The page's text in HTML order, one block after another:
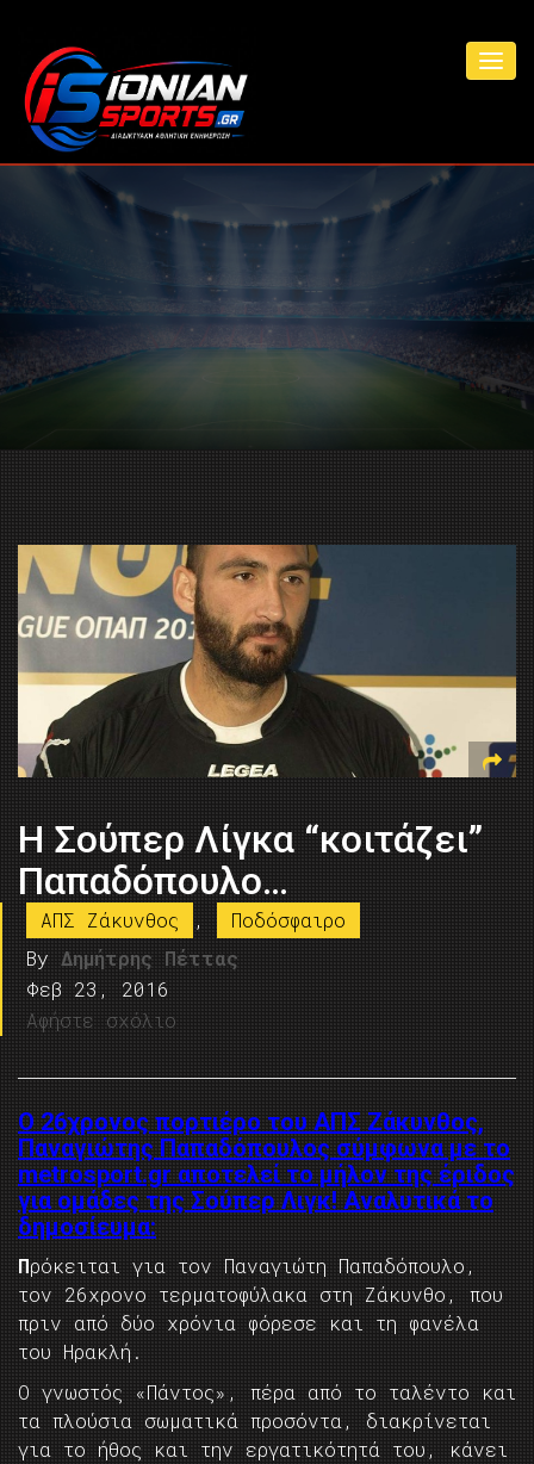
Η Σούπερ Λίγκα “κοιτάζει”
Παπαδόπουλο…
ΑΠΣ Ζάκυνθος ,
Ποδόσφαιρο
By Δημήτρης Πέττας
Φεβ 23, 2016
Αφήστε σχόλιο
Ο 26χρονος πορτιέρο του ΑΠΣ Ζάκυνθος,
Παναγιώτης Παπαδόπουλος σύμφωνα με το
metrosport.gr αποτελεί το μήλον της έριδος
για ομάδες της Σούπερ Λιγκ! Αναλυτικά το
δημοσίευμα:
Πρόκειται για τον Παναγιώτη Παπαδόπουλο,
τον 26χρονο τερματοφύλακα στη Ζάκυνθο, που
πριν από δύο χρόνια φόρεσε και τη φανέλα
του Ηρακλή.
Ο γνωστός «Πάντος», πέρα από το ταλέντο και
τα πλούσια σωματικά προσόντα, διακρίνεται
για το ήθος και την εργατικότητά του, κάνει